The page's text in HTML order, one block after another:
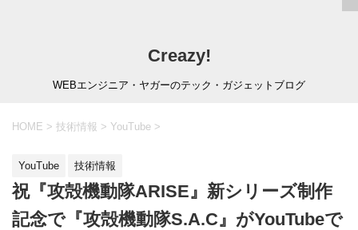
Creazy!
WEBエンジニア・ヤガーのテック・ガジェットブログ
HOME > 技術情報 > YouTube >
YouTube 技術情報
祝『攻殻機動隊ARISE』新シリーズ制作
記念で『攻殻機動隊S.A.C』がYouTubeで